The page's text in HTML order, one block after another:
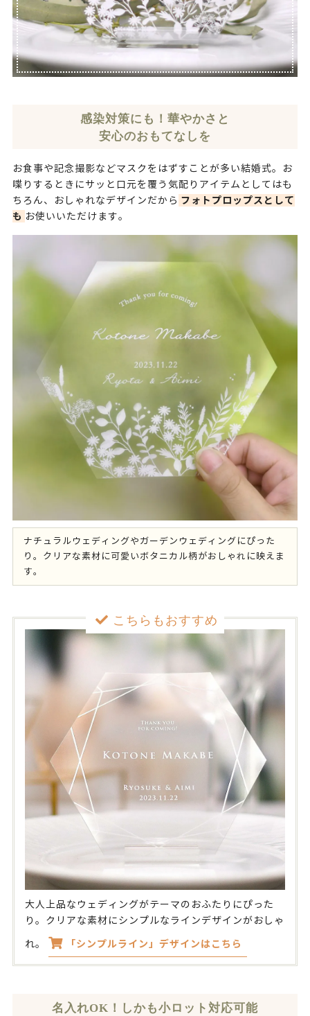
感染対策にも！華やかさと
安心のおもてなしを
お食事や記念撮影などマスクをはずすことが多い結婚式。お
喋りするときにサッと口元を覆う気配りアイテムとしてはも
ちろん、おしゃれなデザインだから フォトプロップスとして
も お使いいただけます。
ナチュラルウェディングやガーデンウェディングにぴった
り。クリアな素材に可愛いボタニカル柄がおしゃれに映えま
す。
こちらもおすすめ
大人上品なウェディングがテーマのおふたりにぴった
り。クリアな素材にシンプルなラインデザインがおしゃ
れ。
「シンプルライン」デザインはこちら
名入れOK！しかも小ロット対応可能